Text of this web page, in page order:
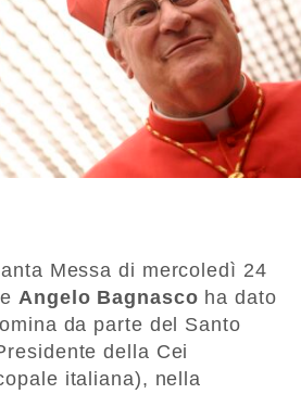
Messa di mercoledì 24
Angelo Bagnasco ha dato
da parte del Santo
della Cei
italiana), nella